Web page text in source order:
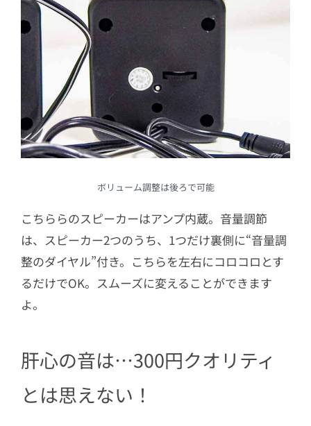
ボリューム調整は後ろで可能
こちららのスピーカーはアンプ内蔵。音量調節
は、スピーカー2つのうち、1つだけ裏側に“音量調
整のダイヤル”付き。こちらを左右にコロコロとす
るだけでOK。スムーズに変えることができます
よ。
肝心の音は…300円クオリティ
とは思えない！